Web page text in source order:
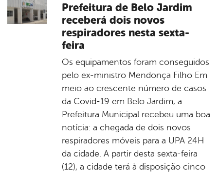
Prefeitura de Belo Jardim
receberá dois novos
respiradores nesta sexta-
feira
Os equipamentos foram conseguidos
pelo ex-ministro Mendonça Filho Em
meio ao crescente número de casos
da Covid-19 em Belo Jardim, a
Prefeitura Municipal recebeu uma boa
notícia: a chegada de dois novos
respiradores móveis para a UPA 24H
da cidade. A partir desta sexta-feira
(12), a cidade terá à disposição cinco